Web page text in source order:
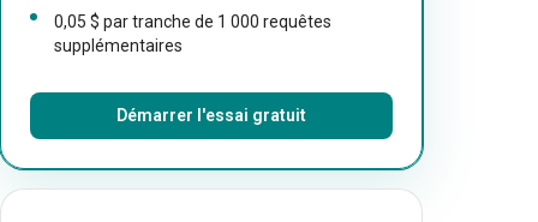
0,05 $ par tranche de 1 000 requêtes
supplémentaires
Démarrer l'essai gratuit